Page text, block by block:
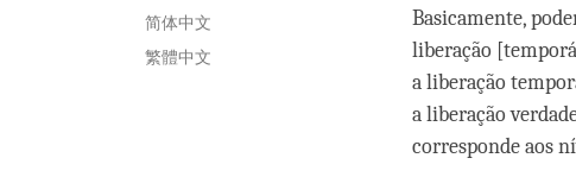
简体中文
繁體中文
Basicamente,
liberação
a liberação
a liberação
corresponde aos